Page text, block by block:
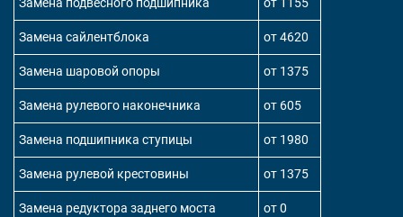
Замена подвесного подшипника от 1155
Замена сайлентблока от 4620
Замена шаровой опоры от 1375
Замена рулевого наконечника от 605
Замена подшипника ступицы от 1980
Замена рулевой крестовины от 1375
Замена редуктора заднего моста от 0